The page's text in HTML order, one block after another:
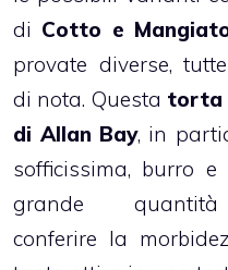
di Cotto e
provate diverse,
di nota. Questa torta
di Allan Bay, in
sofficissima, burro
grande
conferire la